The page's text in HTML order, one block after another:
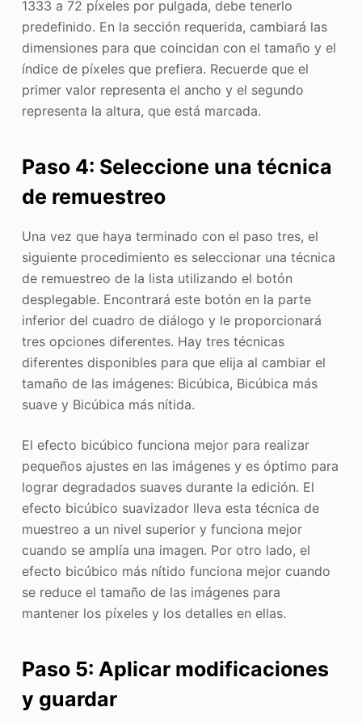
1333 a 72 píxeles por pulgada, debe tenerlo
predefinido. En la sección requerida, cambiará las
dimensiones para que coincidan con el tamaño y el
índice de píxeles que prefiera. Recuerde que el
primer valor representa el ancho y el segundo
representa la altura, que está marcada.
Paso 4: Seleccione una técnica
de remuestreo
Una vez que haya terminado con el paso tres, el
siguiente procedimiento es seleccionar una técnica
de remuestreo de la lista utilizando el botón
desplegable. Encontrará este botón en la parte
inferior del cuadro de diálogo y le proporcionará
tres opciones diferentes. Hay tres técnicas
diferentes disponibles para que elija al cambiar el
tamaño de las imágenes: Bicúbica, Bicúbica más
suave y Bicúbica más nítida.
El efecto bicúbico funciona mejor para realizar
pequeños ajustes en las imágenes y es óptimo para
lograr degradados suaves durante la edición. El
efecto bicúbico suavizador lleva esta técnica de
muestreo a un nivel superior y funciona mejor
cuando se amplía una imagen. Por otro lado, el
efecto bicúbico más nítido funciona mejor cuando
se reduce el tamaño de las imágenes para
mantener los píxeles y los detalles en ellas.
Paso 5: Aplicar modificaciones
y guardar